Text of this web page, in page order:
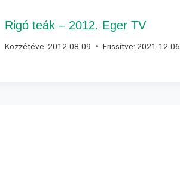
Rigó teák – 2012. Eger TV
Közzétéve: 2012-08-09 Frissítve: 2021-12-06